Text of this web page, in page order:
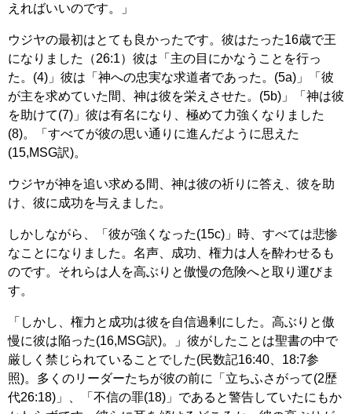
えればいいのです。」
ウジヤの最初はとても良かったです。彼はたった16歳で王
になりました（26:1）彼は「主の目にかなうことを行っ
た。(4)」彼は「神への忠実な求道者であった。(5a)」「彼
が主を求めていた間、神は彼を栄えさせた。(5b)」「神は彼
を助けて(7)」彼は有名になり、極めて力強くなりました
(8)。「すべてが彼の思い通りに進んだように思えた
(15,MSG訳)。
ウジヤが神を追い求める間、神は彼の祈りに答え、彼を助
け、彼に成功を与えました。
しかしながら、「彼が強くなった(15c)」時、すべては悲惨
なことになりました。名声、成功、権力は人を酔わせるも
のです。それらは人を高ぶりと傲慢の危険へと取り運びま
す。
「しかし、権力と成功は彼を自信過剰にした。高ぶりと傲
慢に彼は陥った(16,MSG訳)。」彼がしたことは聖書の中で
厳しく禁じられていることでした(民数記16:40、18:7参
照)。多くのリーダーたちが彼の前に「立ちふさがって(2歴
代26:18)」、「不信の罪(18)」であると警告していたにもか